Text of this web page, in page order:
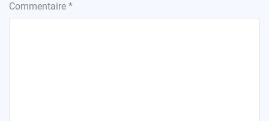
Commentaire *